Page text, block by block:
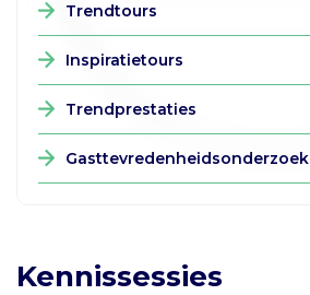
Trendtours
Inspiratietours
Trendprestaties
Gasttevredenheidsonderzoek
Kennissessies